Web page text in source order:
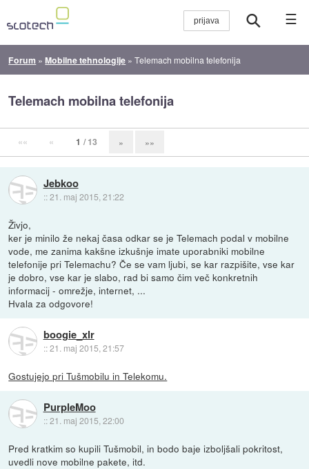
☰
Forum »Mobilne tehnologije »Telemach mobilna telefonija
Telemach mobilna telefonija
«« « 1 / 13 » »»
Jebkoo
::21. maj 2015, 21:22
Živjo,
ker je minilo že nekaj časa odkar se je Telemach podal v mobilne
vode, me zanima kakšne izkušnje imate uporabniki mobilne
telefonije pri Telemachu? Če se vam ljubi, se kar razpišite, vse kar
je dobro, vse kar je slabo, rad bi samo čim več konkretnih
informacij - omrežje, internet, ...
Hvala za odgovore!
boogie_xlr
::21. maj 2015, 21:57
Gostujejo pri Tušmobilu in Telekomu.
PurpleMoo
::21. maj 2015, 22:00
Pred kratkim so kupili Tušmobil, in bodo baje izboljšali pokritost,
uvedli nove mobilne pakete, itd.